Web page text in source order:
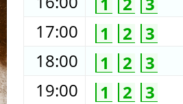
17:00
1 2 3
18:00
1 2 3
19:00
1 2 3